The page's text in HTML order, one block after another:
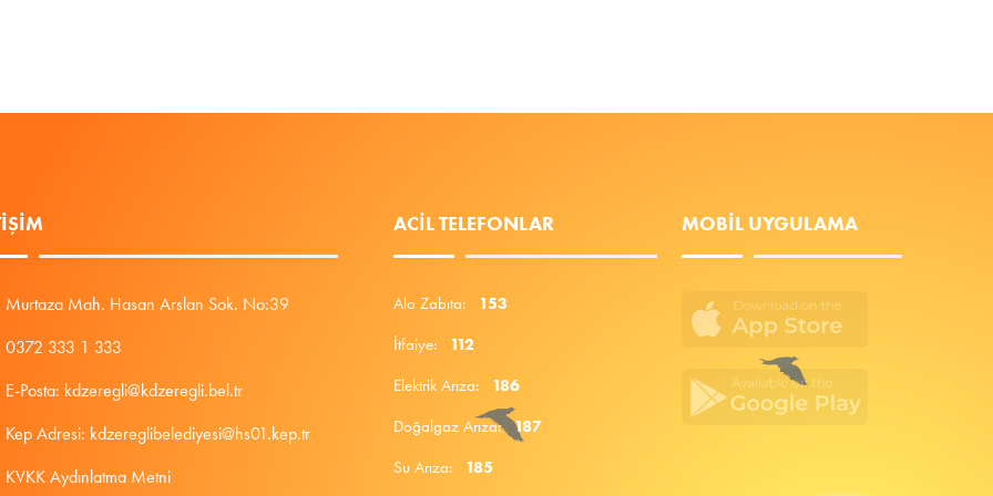
Murtaza Mah. Hasan Arslan Sok. No:39
0372 333 1 333
E-Posta: kdzeregli@kdzeregli.bel.tr
Kep Adresi: kdzereglibelediyesi@hs01.kep.tr
KVKK Aydınlatma Metni
ACIL TELEFONLAR
Alo Zabıta: 153
İtfaiye: 112
Elektrik Arıza: 186
Doğalgaz Arıza:187
Su Arıza: 185
MOBIL UYGULAMA